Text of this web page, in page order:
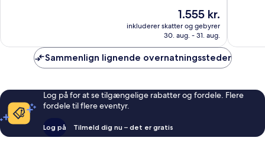
anmeldelser
Prisen
1.555 kr.
1.555 kr.
inkluderer skatter og gebyrer
30. aug. - 31. aug.
Sammenlign lignende overnatningssteder
Log på for at se tilgængelige rabatter og fordele. Flere
fordele til flere eventyr.
Log på Tilmeld dig nu – det er gratis